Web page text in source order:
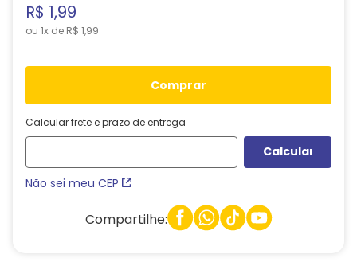
R$ 1,99
ou 1x de R$ 1,99
comprar
Calcular frete e prazo de entrega
Não sei meu CEP
Compartilhe: